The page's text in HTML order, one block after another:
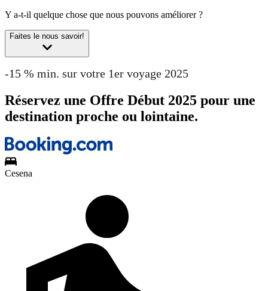
Y a-t-il quelque chose que nous pouvons améliorer ?
Faites le nous savoir!
-15 % min. sur votre 1er voyage 2025
Réservez une Offre Début 2025 pour une
destination proche ou lointaine.
Cesena